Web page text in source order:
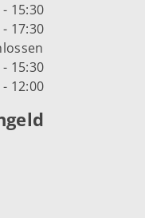
15:30
17:30
15:30
12:00